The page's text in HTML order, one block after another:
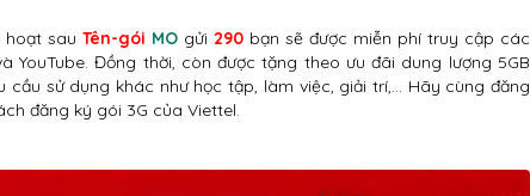
hoạt sau Tên-gói MO gửi 290 bạn sẽ được miễn phí truy cập các
YouTube. Đồng thời, còn được tặng theo ưu đãi dung lượng 5GB
cầu sử dụng khác như học tập, làm việc, giải trí,… Hãy cùng đăng
đăng ký gói 3G của Viettel.